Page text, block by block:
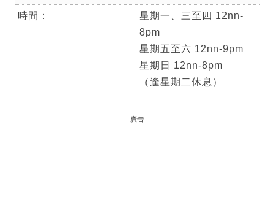
時間：
星期一、三至四 12nn-
8pm
星期五至六 12nn-9pm
星期日 12nn-8pm
（逢星期二休息）
廣告